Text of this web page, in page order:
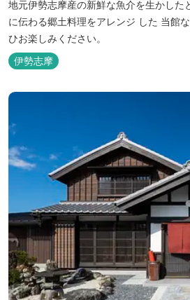
地元伊勢志摩産の新鮮な魚介を生かした
に伝わる郷土料理をアレンジ した 当館
ひお楽しみください。
伊勢志摩